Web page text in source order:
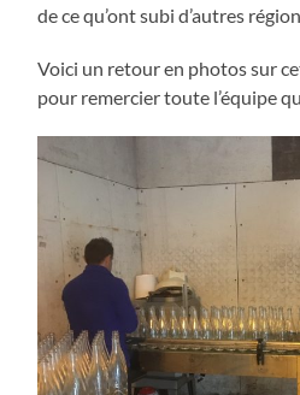
de ce qu’ont subi d’autres
Voici un retour en photos sur
pour remercier toute l’équipe